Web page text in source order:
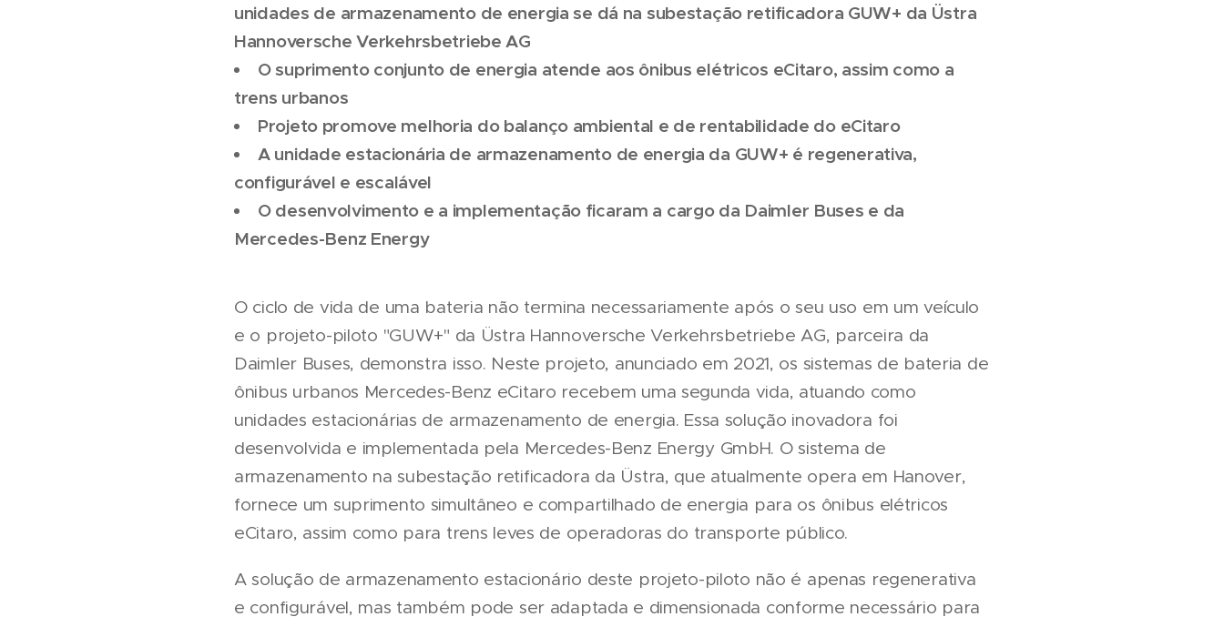
unidades de armazenamento de energia se dá na subestação retificadora GUW+ da Üstra
Hannoversche Verkehrsbetriebe AG
O suprimento conjunto de energia atende aos ônibus elétricos eCitaro, assim como a
trens urbanos
Projeto promove melhoria do balanço ambiental e de rentabilidade do eCitaro
A unidade estacionária de armazenamento de energia da GUW+ é regenerativa,
configurável e escalável
O desenvolvimento e a implementação ficaram a cargo da Daimler Buses e da
Mercedes-Benz Energy
O ciclo de vida de uma bateria não termina necessariamente após o seu uso em um veículo
e o projeto-piloto "GUW+" da Üstra Hannoversche Verkehrsbetriebe AG, parceira da
Daimler Buses, demonstra isso. Neste projeto, anunciado em 2021, os sistemas de bateria de
ônibus urbanos Mercedes-Benz eCitaro recebem uma segunda vida, atuando como
unidades estacionárias de armazenamento de energia. Essa solução inovadora foi
desenvolvida e implementada pela Mercedes-Benz Energy GmbH. O sistema de
armazenamento na subestação retificadora da Üstra, que atualmente opera em Hanover,
fornece um suprimento simultâneo e compartilhado de energia para os ônibus elétricos
eCitaro, assim como para trens leves de operadoras do transporte público.
A solução de armazenamento estacionário deste projeto-piloto não é apenas regenerativa
e configurável, mas também pode ser adaptada e dimensionada conforme necessário para